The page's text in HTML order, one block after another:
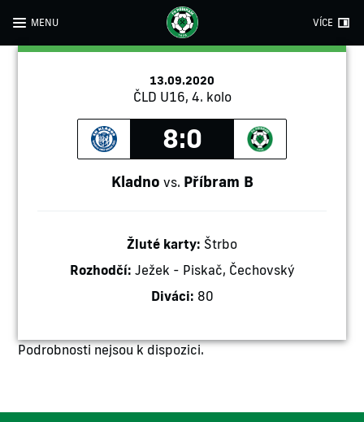
MENU VÍCE
13.09.2020
ČLD U16, 4. kolo
8:0
Kladno vs. Příbram B
Žluté karty: Štrbo
Rozhodčí: Ježek - Piskač, Čechovský
Diváci: 80
Podrobnosti nejsou k dispozici.